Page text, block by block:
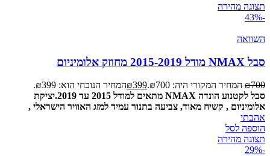
תצוגה מהירה
-43%
השוואה
סבל NMAX מודל 2015-2019 מחוזק אלומיניום
₪700 המחיר המקורי היה: ₪700. ₪399
המחיר הנוכחי הוא: ₪399.
סבל לקטנוע הונדה NMAX מתאים למודל 2015 עד 2019.
יציקת
אלומיניום , קשיח מאוד, צביעה בתנור עמיד למזג האוויר הישראלי ,
אהבתי
הוספה לסל
תצוגה מהירה
-29%